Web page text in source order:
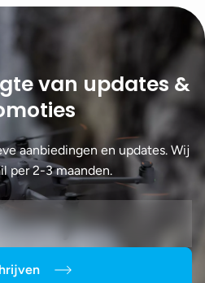
van updates &
aanbiedingen en updates. Wij
per 2-3 maanden.